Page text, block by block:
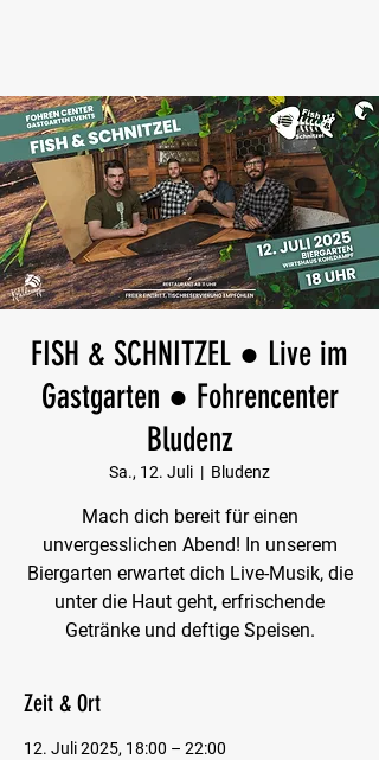
FISH & SCHNITZEL ● Live im
Gastgarten ● Fohrencenter
Bludenz
Sa., 12. Juli
  |
Bludenz
Mach dich bereit für einen
unvergesslichen Abend! In unserem
Biergarten erwartet dich Live-Musik, die
unter die Haut geht, erfrischende
Getränke und deftige Speisen.
Zeit & Ort
12. Juli 2025, 18:00 – 22:00